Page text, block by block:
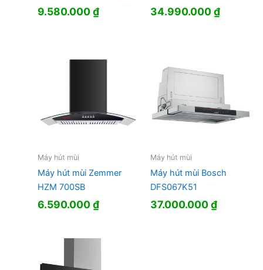
9.580.000₫ 34.990.000₫
Máy hút mùi
Máy hút mùi Zemmer
HZM 700SB
6.590.000₫
Máy hút mùi
Máy hút mùi Bosch
DFS067K51
37.000.000₫